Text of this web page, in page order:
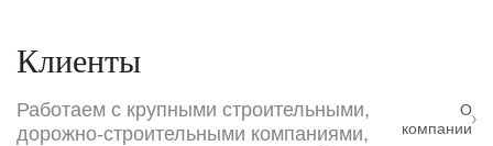
Клиенты
Работаем с крупными строительными,
дорожно-строительными компаниями,
О
компании